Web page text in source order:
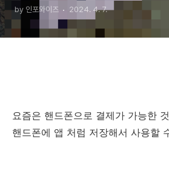
by 인포와이즈 2024. 4. 7.
요즘은 핸드폰으로 결제가 가능한
핸드폰에 앱 처럼 저장해서 사용할